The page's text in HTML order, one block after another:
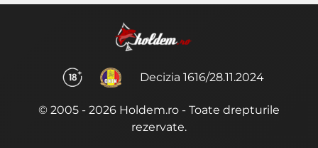
Decizia 1616/28.11.2024
© 2005 - 2026 Holdem.ro - Toate drepturile
rezervate.